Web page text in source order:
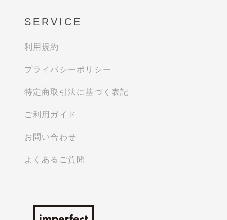
SERVICE
利用規約
プライバシーポリシー
特定商取引法に基づく表記
ご利用ガイド
お問い合わせ
よくあるご質問